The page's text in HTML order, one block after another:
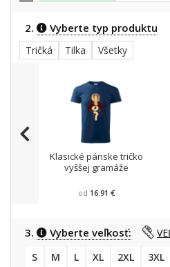
2. Vyberte typ produktu
Tričká Tilka Všetky
Klasické pánske tričko
vyššej gramáže
od 16.91 €
3. Vyberte veľkosť:
S
M L XL 2XL 3XL